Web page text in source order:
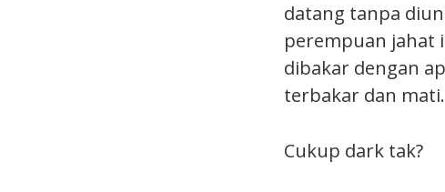
datang tanpa
perempuan jahat
dibakar dengan
terbakar dan mati.
Cukup dark tak?